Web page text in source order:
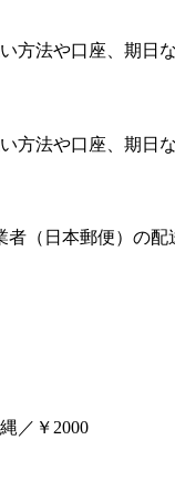
法や口座、期日
法や口座、期日
（日本郵便）の
／￥2000